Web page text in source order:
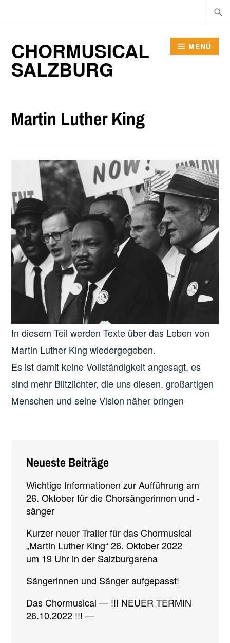
Suche
CHORMUSICAL
SALZBURG
MENÜ
Martin Luther King
In diesem Teil werden Texte über das Leben von
Martin Luther King wiedergegeben.
Es ist damit keine Vollständigkeit angesagt, es
sind mehr Blitzlichter, die uns diesen. großartigen
Menschen und seine Vision näher bringen
Neueste Beiträge
Wichtige Informationen zur Aufführung am
26. Oktober für die Chorsängerinnen und -
sänger
Kurzer neuer Trailer für das Chormusical
„Martin Luther King“ 26. Oktober 2022
um 19 Uhr in der Salzburgarena
Sängerinnen und Sänger aufgepasst!
Das Chormusical — !!! NEUER TERMIN
26.10.2022 !!! —